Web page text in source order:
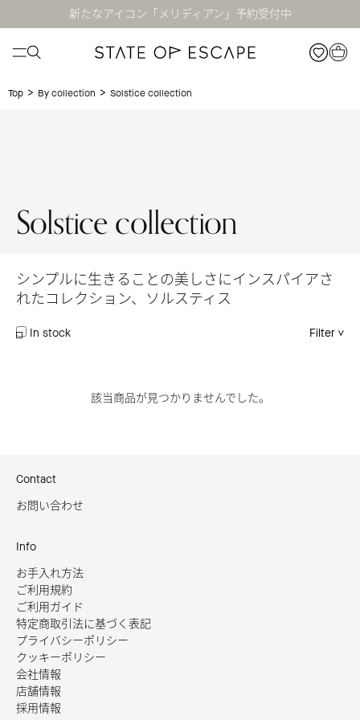
新たなアイコン「メリディアン」予約受付中
Top > By collection > Solstice collection
Solstice collection
シンプルに生きることの美しさにインスパイアさ
れたコレクション、ソルスティス
In stock Filter
該当商品が見つかりませんでした。
Contact
お問い合わせ
Info
お手入れ方法
ご利用規約
ご利用ガイド
特定商取引法に基づく表記
プライバシーポリシー
クッキーポリシー
会社情報
店舗情報
採用情報